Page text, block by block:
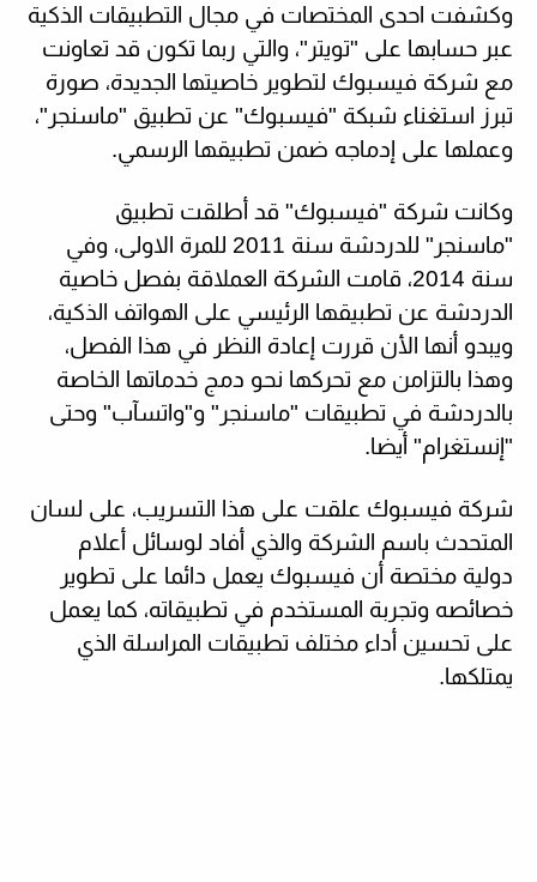
وكشفت احدى المختصات في مجال التطبيقات الذكية
عبر حسابها على "تويتر"، والتي ربما تكون قد تعاونت
مع شركة فيسبوك لتطوير خاصيتها الجديدة، صورة
تبرز استغناء شبكة "فيسبوك" عن تطبيق "ماسنجر"،
وعملها على إدماجه ضمن تطبيقها الرسمي.
وكانت شركة "فيسبوك" قد أطلقت تطبيق
"ماسنجر" للدردشة سنة 2011 للمرة الاولى، وفي
سنة 2014، قامت الشركة العملاقة بفصل خاصية
الدردشة عن تطبيقها الرئيسي على الهواتف الذكية،
ويبدو أنها الأن قررت إعادة النظر في هذا الفصل،
وهذا بالتزامن مع تحركها نحو دمج خدماتها الخاصة
بالدردشة في تطبيقات "ماسنجر" و"واتسآب" وحتى
"إنستغرام" أيضا.
شركة فيسبوك علقت على هذا التسريب، على لسان
المتحدث باسم الشركة والذي أفاد لوسائل أعلام
دولية مختصة أن فيسبوك يعمل دائما على تطوير
خصائصه وتجربة المستخدم في تطبيقاته، كما يعمل
على تحسين أداء مختلف تطبيقات المراسلة الذي
يمتلكها.